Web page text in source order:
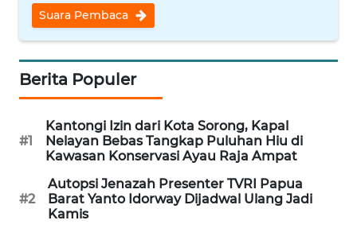
Suara Pembaca
Berita Populer
#1
Kantongi Izin dari Kota Sorong, Kapal
Nelayan Bebas Tangkap Puluhan Hiu di
Kawasan Konservasi Ayau Raja Ampat
#2
Autopsi Jenazah Presenter TVRI Papua
Barat Yanto Idorway Dijadwal Ulang Jadi
Kamis
WN
BENGKULU
WN
LAMPUNG
WN
JATENG
WN
NUSANTARA